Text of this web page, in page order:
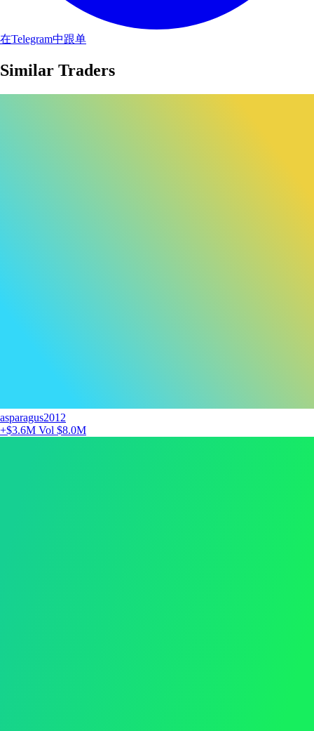
在Telegram中跟单
Similar Traders
asparagus2012
+$3.6M Vol $8.0M